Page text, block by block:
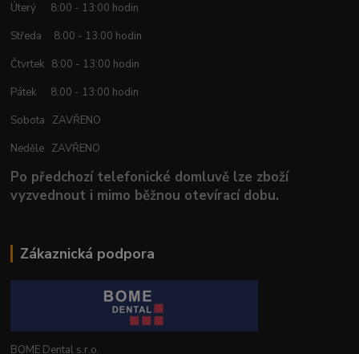
Úterý 8:00 - 13:00 hodin
Středa 8:00 - 13:00 hodin
Čtvrtek 8:00 - 13:00 hodin
Pátek 8:00 - 13:00 hodin
Sobota ZAVŘENO
Neděle ZAVŘENO
Po předchozí telefonické domluvě lze zboží
vyzvednout i mimo běžnou otevírací dobu.
Zákaznická podpora
BOME Dental s.r.o.